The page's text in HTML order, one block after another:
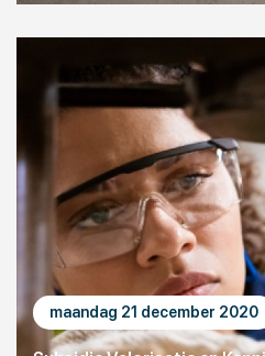
maandag 21 december 2020